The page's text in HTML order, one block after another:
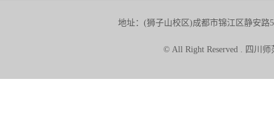
地址：(狮子山校区)成都市锦江区静
© All Right Reserved . 四川